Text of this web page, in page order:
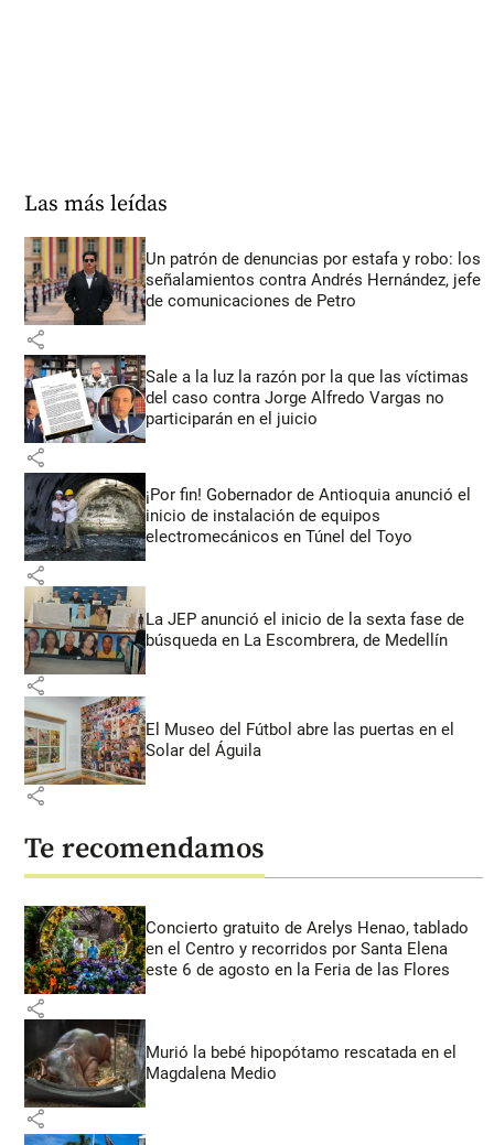
Las más leídas
Un patrón de denuncias por estafa y robo: los
señalamientos contra Andrés Hernández, jefe
de comunicaciones de Petro
share
Sale a la luz la razón por la que las víctimas
del caso contra Jorge Alfredo Vargas no
participarán en el juicio
share
¡Por fin! Gobernador de Antioquia anunció el
inicio de instalación de equipos
electromecánicos en Túnel del Toyo
share
La JEP anunció el inicio de la sexta fase de
búsqueda en La Escombrera, de Medellín
share
El Museo del Fútbol abre las puertas en el
Solar del Águila
share
Te recomendamos
Concierto gratuito de Arelys Henao, tablado
en el Centro y recorridos por Santa Elena
este 6 de agosto en la Feria de las Flores
share
Murió la bebé hipopótamo rescatada en el
Magdalena Medio
share